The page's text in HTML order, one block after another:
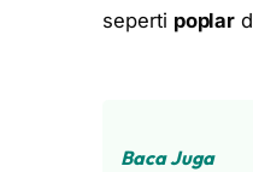
seperti poplar
Baca Juga